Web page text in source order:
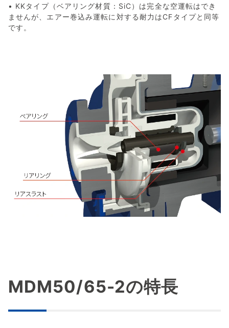
• KKタイプ（ベアリング材質：SiC）は完全な空運転はでき
ませんが、エアー巻込み運転に対する耐力はCFタイプと同等
です。
MDM50/65-2の特長